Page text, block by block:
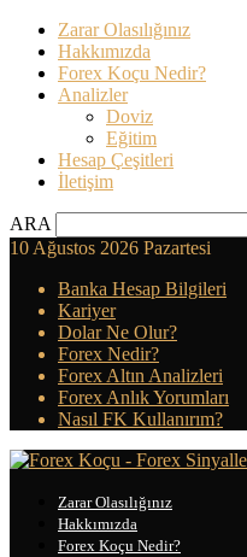
Zarar Olasılığınız
Hakkımızda
Forex Koçu Nedir?
Analizler
Doviz
Eğitim
Hesap Çeşitleri
İletişim
ARA
10 Ağustos 2026 Pazartesi
Banka Hesap Bilgileri
Kariyer
Dolar Ne Olur?
Forex Nedir?
Forex Altın Analizleri
Forex Anlık Yorumları
Nasıl FK Kullanırım?
Zarar Olasılığınız
Hakkımızda
Forex Koçu Nedir?